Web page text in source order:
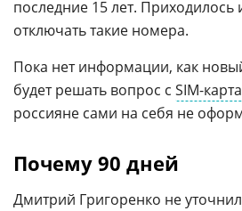
последние 15 лет. Приходилось
отключать такие номера.
Пока нет информации, как
будет решать вопрос с SIM-
россияне сами на себя не
Почему 90 дней
Дмитрий Григоренко не